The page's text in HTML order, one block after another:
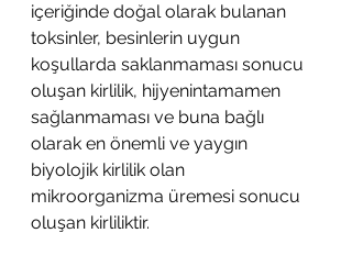
içeriğinde doğal olarak bulanan
toksinler, besinlerin uygun
koşullarda saklanmaması sonucu
oluşan kirlilik, hijyenintamamen
sağlanmaması ve buna bağlı
olarak en önemli ve yaygın
biyolojik kirlilik olan
mikroorganizma üremesi sonucu
oluşan kirliliktir.